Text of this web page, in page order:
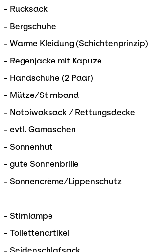
- Rucksack
- Bergschuhe
- Warme Kleidung (Schichtenprinzip)
- Regenjacke mit Kapuze
- Handschuhe (2 Paar)
- Mütze/Stirnband
- Notbiwaksack / Rettungsdecke
- evtl. Gamaschen
- Sonnenhut
- gute Sonnenbrille
- Sonnencrème/Lippenschutz
- Stirnlampe
- Toilettenartikel
- Seidenschlafsack